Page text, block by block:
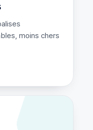
moins chers